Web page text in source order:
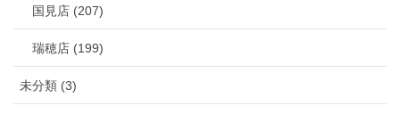
国見店 (207)
瑞穂店 (199)
未分類 (3)